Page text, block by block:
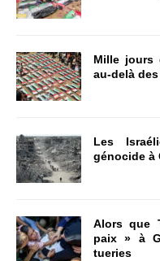
Mille jours
au-delà
Les
génocide à
Alors que
paix » à
tueries